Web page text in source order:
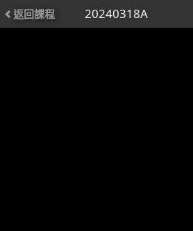
返回課程 20240318A